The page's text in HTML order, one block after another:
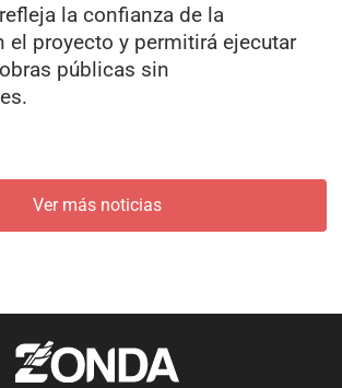
la confianza de la
el proyecto y permitirá ejecutar
públicas sin
Ver más noticias